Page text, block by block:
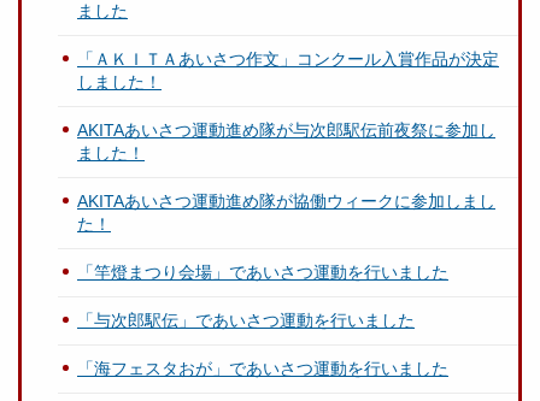
ました
「ＡＫＩＴＡあいさつ作文」コンクール入賞作品が決定
しました！
AKITAあいさつ運動進め隊が与次郎駅伝前夜祭に参加し
ました！
AKITAあいさつ運動進め隊が協働ウィークに参加しまし
た！
「竿燈まつり会場」であいさつ運動を行いました
「与次郎駅伝」であいさつ運動を行いました
「海フェスタおが」であいさつ運動を行いました